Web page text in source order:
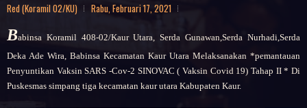
Red (Koramil 02/KU) Rabu, Februari 17, 2021
Babinsa Koramil 408-02/Kaur Utara, Serda Gunawan,Serda Nurhadi,Serda
Deka Ade Wira, Babinsa Kecamatan Kaur Utara Melaksanakan *pemantauan
Penyuntikan Vaksin SARS -Cov-2 SINOVAC ( Vaksin Covid 19) Tahap II * Di
Puskesmas simpang tiga kecamatan kaur utara Kabupaten Kaur.